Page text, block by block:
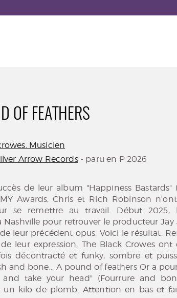
OF FEATHERS
Musicien
Arrow Records- paru en P 2026
de leur album "Happiness Bastards"
Awards, Chris et Rich Robinson
se remettre au travail. Début 2025,
Nashville pour retrouver le producteur Jay
leur précédent opus. Voici le résultat.
leur expression, The Black Crowes
décontracté et funky, sombre et
and bone... A pound of feathers Or a
take your head" (Fourrure and
un kilo de plomb. Attention en bas et